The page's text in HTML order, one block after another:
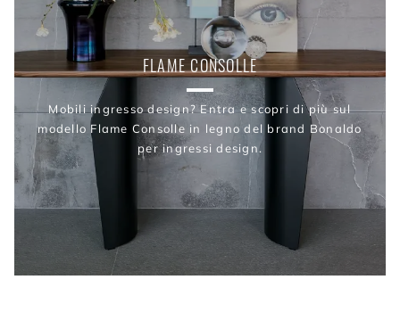
FLAME CONSOLLE
Mobili ingresso design? Entra e scopri di più sul
modello Flame Consolle in legno del brand Bonaldo
per ingressi design.